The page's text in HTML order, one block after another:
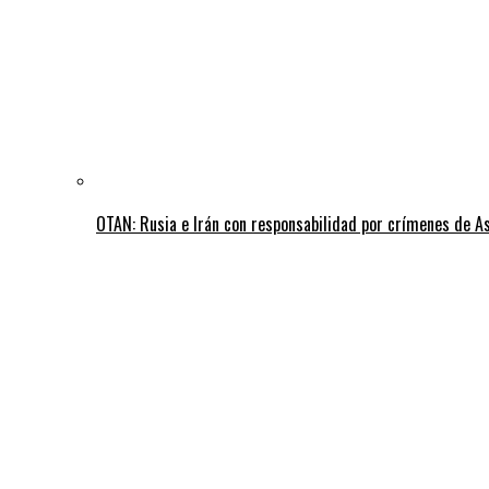
OTAN: Rusia e Irán con responsabilidad por crímenes de